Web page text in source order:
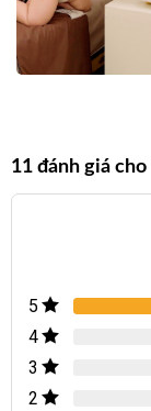
11 đánh giá cho
5
4
3
2